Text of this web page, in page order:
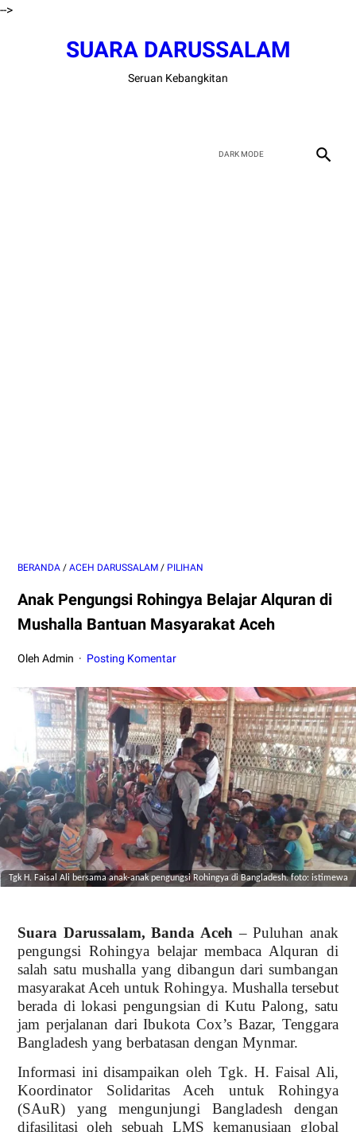
-->
SUARA DARUSSALAM
Seruan Kebangkitan
BERANDA / ACEH DARUSSALAM / PILIHAN
Anak Pengungsi Rohingya Belajar Alquran di
Mushalla Bantuan Masyarakat Aceh
Oleh Admin Posting Komentar
Tgk H. Faisal Ali bersama anak-anak pengungsi Rohingya di Bangladesh. foto: istimewa
Suara Darussalam, Banda Aceh – Puluhan anak
pengungsi Rohingya belajar membaca Alquran di
salah satu mushalla yang dibangun dari sumbangan
masyarakat Aceh untuk Rohingya. Mushalla tersebut
berada di lokasi pengungsian di Kutu Palong, satu
jam perjalanan dari Ibukota Cox’s Bazar, Tenggara
Bangladesh yang berbatasan dengan Mynmar.
Informasi ini disampaikan oleh Tgk. H. Faisal Ali,
Koordinator Solidaritas Aceh untuk Rohingya
(SAuR) yang mengunjungi Bangladesh dengan
difasilitasi oleh sebuah LMS kemanusiaan global